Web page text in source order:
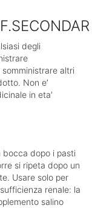
degli
altri
Non e’
in eta’
bocca dopo i pasti
si ripeta dopo un
Usare solo per
renale: la
salino